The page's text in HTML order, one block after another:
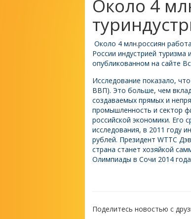
Около 4
Около 4 млн.россиян
России индустрией туризма
опубликованном на сайте
Исследование показало,
ВВП). Это больше, чем
создаваемых прямых и
промышленность и сектор
российской экономики. Его
исследования, в 2011 году
рублей. Президент WTTC
страна станет хозяйкой
Олимпиады в Сочи 2014
Поделитесь новостью с